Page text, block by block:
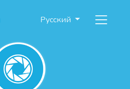
Русский